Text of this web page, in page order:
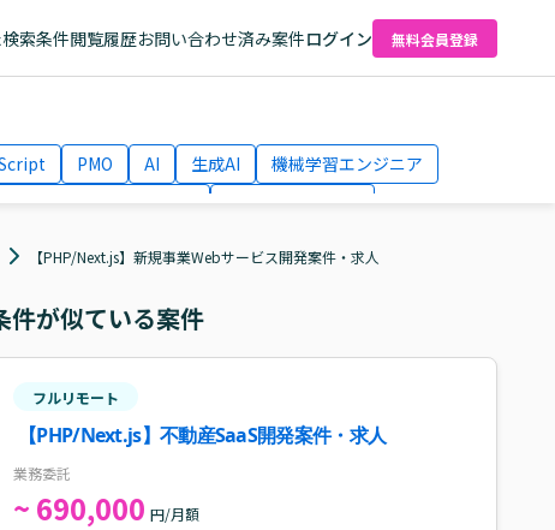
索条件閲覧履歴お問い合わせ済み案件ログイン 無料会員登録
PMO AI 生成AI
機械学習エンジニア
【PHP/Next.js】新規事業Webサービス開発案件・求人
件が似ている案件
フルリモート
【PHP/Next.js】不動産SaaS開発案件・求人
業務委託
~ 690,000 円/月額